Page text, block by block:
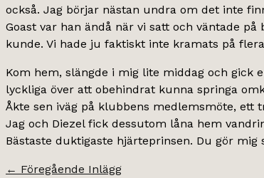
också. Jag börjar nästan undra om det inte
Goast var han ändå när vi satt och väntade
kunde. Vi hade ju faktiskt inte kramats på
Kom hem, slängde i mig lite middag och gick
lyckliga över att obehindrat kunna springa
Åkte sen iväg på klubbens medlemsmöte, ett
Jag och Diezel fick dessutom låna hem
Bästaste duktigaste hjärteprinsen. Du gör mig
← Föregående Inlägg